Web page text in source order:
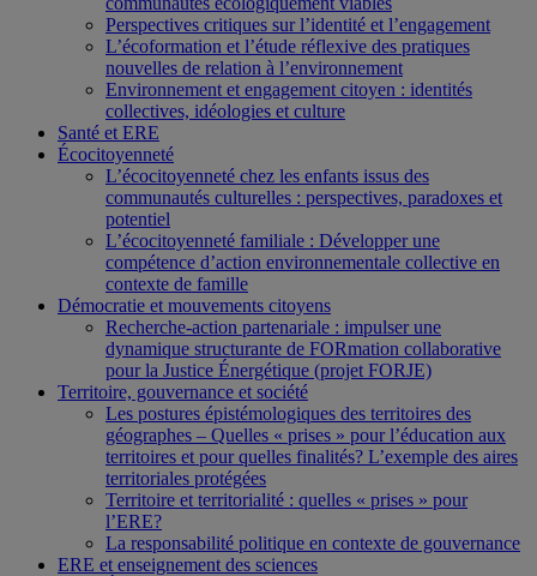
Perspectives critiques sur l’identité et l’engagement
L’écoformation et l’étude réflexive des pratiques
nouvelles de relation à l’environnement
Environnement et engagement citoyen : identités
collectives, idéologies et culture
Santé et ERE
Écocitoyenneté
L’écocitoyenneté chez les enfants issus des
communautés culturelles : perspectives, paradoxes et
potentiel
L’écocitoyenneté familiale : Développer une
compétence d’action environnementale collective en
contexte de famille
Démocratie et mouvements citoyens
Recherche-action partenariale : impulser une
dynamique structurante de FORmation collaborative
pour la Justice Énergétique (projet FORJE)
Territoire, gouvernance et société
Les postures épistémologiques des territoires des
géographes – Quelles « prises » pour l’éducation aux
territoires et pour quelles finalités? L’exemple des aires
territoriales protégées
Territoire et territorialité : quelles « prises » pour
l’ERE?
La responsabilité politique en contexte de gouvernance
ERE et enseignement des sciences